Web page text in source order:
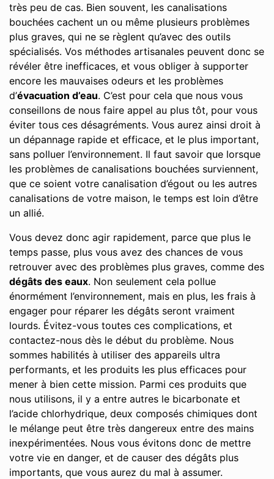
très peu de cas. Bien souvent, les canalisations
bouchées cachent un ou même plusieurs problèmes
plus graves, qui ne se règlent qu’avec des outils
spécialisés. Vos méthodes artisanales peuvent donc se
révéler être inefficaces, et vous obliger à supporter
encore les mauvaises odeurs et les problèmes
d’évacuation d’eau. C’est pour cela que nous vous
conseillons de nous faire appel au plus tôt, pour vous
éviter tous ces désagréments. Vous aurez ainsi droit à
un dépannage rapide et efficace, et le plus important,
sans polluer l’environnement. Il faut savoir que lorsque
les problèmes de canalisations bouchées surviennent,
que ce soient votre canalisation d’égout ou les autres
canalisations de votre maison, le temps est loin d’être
un allié.
Vous devez donc agir rapidement, parce que plus le
temps passe, plus vous avez des chances de vous
retrouver avec des problèmes plus graves, comme des
dégâts des eaux. Non seulement cela pollue
énormément l’environnement, mais en plus, les frais à
engager pour réparer les dégâts seront vraiment
lourds. Évitez-vous toutes ces complications, et
contactez-nous dès le début du problème. Nous
sommes habilités à utiliser des appareils ultra
performants, et les produits les plus efficaces pour
mener à bien cette mission. Parmi ces produits que
nous utilisons, il y a entre autres le bicarbonate et
l’acide chlorhydrique, deux composés chimiques dont
le mélange peut être très dangereux entre des mains
inexpérimentées. Nous vous évitons donc de mettre
votre vie en danger, et de causer des dégâts plus
importants, que vous aurez du mal à assumer.